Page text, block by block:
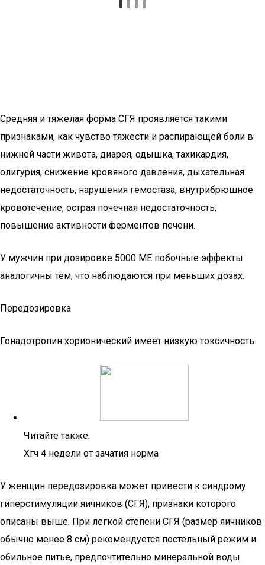
Средняя и тяжелая форма СГЯ проявляется такими
признаками, как чувство тяжести и распирающей боли в
нижней части живота, диарея, одышка, тахикардия,
олигурия, снижение кровяного давления, дыхательная
недостаточность, нарушения гемостаза, внутрибрюшное
кровотечение, острая почечная недостаточность,
повышение активности ферментов печени.
У мужчин при дозировке 5000 МЕ побочные эффекты
аналогичны тем, что наблюдаются при меньших дозах.
Передозировка
Гонадотропин хорионический имеет низкую токсичность.
Читайте также:
Хгч 4 недели от зачатия норма
У женщин передозировка может привести к синдрому
гиперстимуляции яичников (СГЯ), признаки которого
описаны выше. При легкой степени СГЯ (размер яичников
обычно менее 8 см) рекомендуется постельный режим и
обильное питье, предпочтительно минеральной воды.